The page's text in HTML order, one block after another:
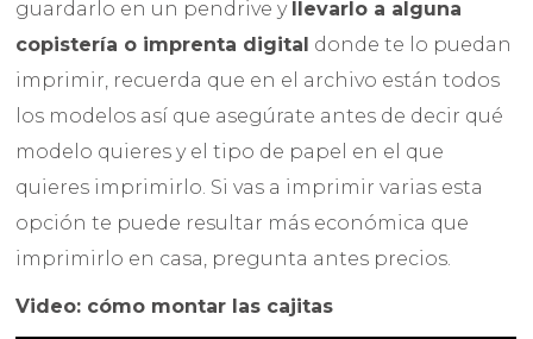
guardarlo en un pendrive y
llevarlo a alguna
copistería o imprenta digital donde te lo puedan
imprimir, recuerda que en el archivo están todos
los modelos así que asegúrate antes de decir qué
modelo quieres y el tipo de papel en el que
quieres imprimirlo. Si vas a imprimir varias esta
opción te puede resultar más económica que
imprimirlo en casa, pregunta antes precios.
Video: cómo montar las cajitas